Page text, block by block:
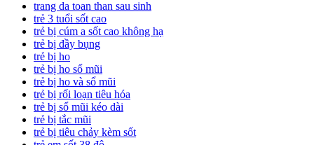
trang da toan than sau sinh
trẻ 3 tuổi sốt cao
trẻ bị cúm a sốt cao không hạ
trẻ bị đầy bụng
trẻ bị ho
trẻ bị ho sổ mũi
trẻ bị ho và sổ mũi
trẻ bị rối loạn tiêu hóa
trẻ bị sổ mũi kéo dài
trẻ bị tắc mũi
trẻ bị tiêu chảy kèm sốt